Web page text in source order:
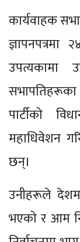
कार्यवाहक
उपत्यकामा
पार्टीको
महाधिवेशन
छन्।
उनीहरूले
भएको र आम